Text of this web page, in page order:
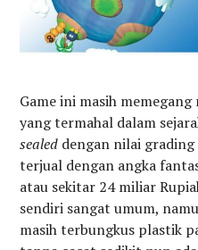
Game ini masih
yang termahal dalam
sealed dengan nilai
terjual dengan angka
atau sekitar 24 miliar
sendiri sangat umum,
masih terbungkus plastik